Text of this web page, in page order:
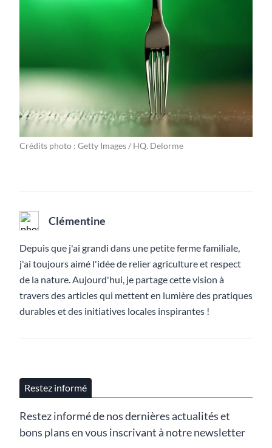
Crédits photo : Getty Images / HQ. Delorme
Clémentine
Depuis que j'ai grandi dans une petite ferme familiale,
j'ai toujours aimé l'idée de relier agriculture et respect
de la nature. Aujourd'hui, je partage cette vision à
travers des articles qui mettent en lumière des pratiques
durables et des initiatives locales inspirantes !
Restez informé
Restez informé de nos dernières actualités et
bons plans en vous inscrivant à notre newsletter